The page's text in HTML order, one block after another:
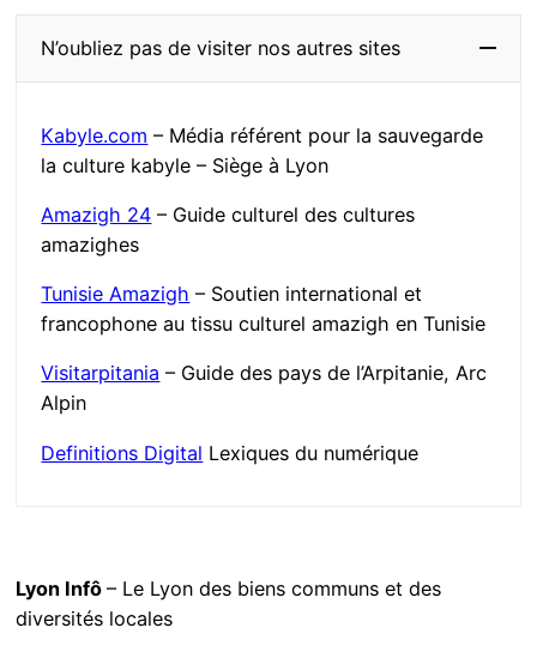
N’oubliez pas de visiter nos autres sites
Kabyle.com – Média référent pour la sauvegarde
la culture kabyle – Siège à Lyon
Amazigh 24 – Guide culturel des cultures
amazighes
Tunisie Amazigh – Soutien international et
francophone au tissu culturel amazigh en Tunisie
Visitarpitania – Guide des pays de l’Arpitanie, Arc
Alpin
Definitions Digital Lexiques du numérique
Lyon Infô– Le Lyon des biens communs et des
diversités locales